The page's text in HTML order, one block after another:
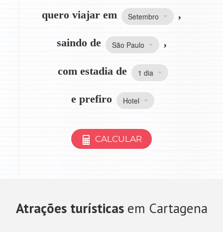
quero viajar em Setembro ,
saindo de São Paulo ,
com estadia de 1 dia
e prefiro Hotel
CALCULAR
Atrações turísticasem Cartagena